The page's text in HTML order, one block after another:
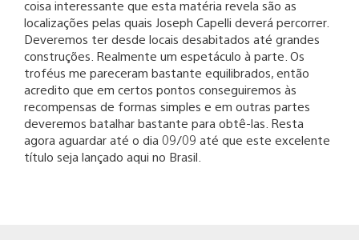
coisa interessante que esta matéria revela são as
localizações pelas quais Joseph Capelli deverá percorrer.
Deveremos ter desde locais desabitados até grandes
construções. Realmente um espetáculo à parte. Os
troféus me pareceram bastante equilibrados, então
acredito que em certos pontos conseguiremos às
recompensas de formas simples e em outras partes
deveremos batalhar bastante para obtê-las. Resta
agora aguardar até o dia 09/09 até que este excelente
título seja lançado aqui no Brasil.